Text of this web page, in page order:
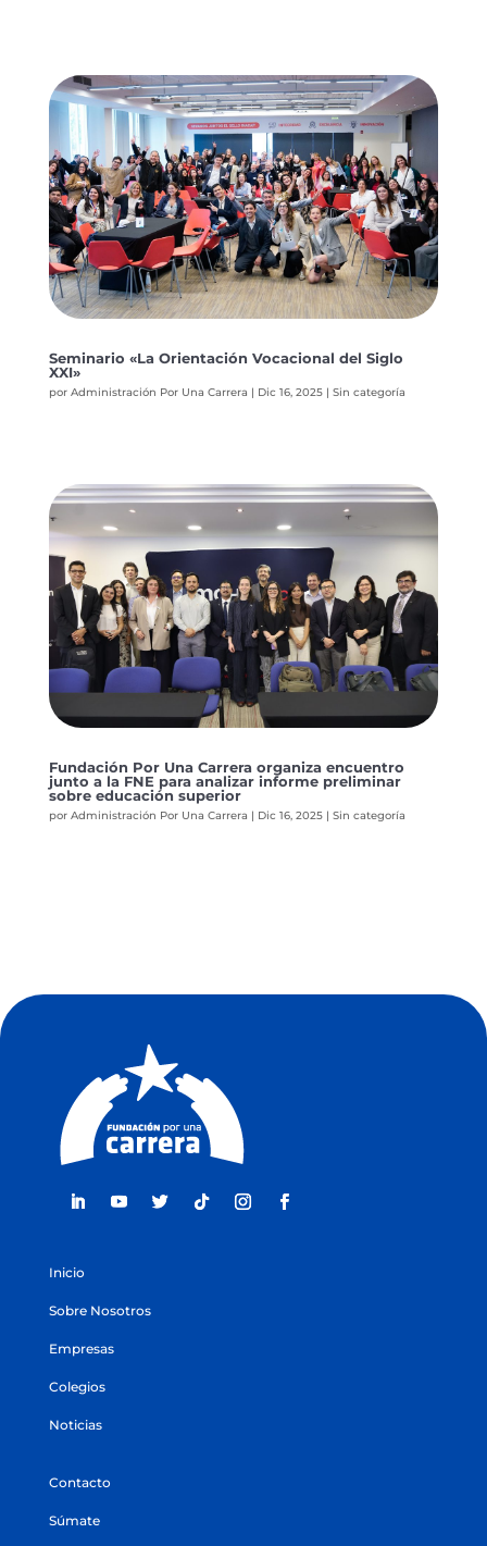
Seminario «La Orientación Vocacional del Siglo
XXI»
por Administración Por Una Carrera | Dic 16, 2025| Sin categoría
Fundación Por Una Carrera organiza encuentro
junto a la FNE para analizar informe preliminar
sobre educación superior
por Administración Por Una Carrera | Dic 16, 2025| Sin categoría
Inicio
Sobre Nosotros
Empresas
Colegios
Noticias
Contacto
Súmate